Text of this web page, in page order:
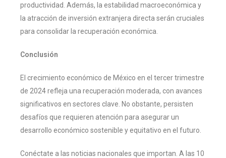
productividad. Además, la estabilidad macroeconómica y
la atracción de inversión extranjera directa serán cruciales
para consolidar la recuperación económica.
Conclusión
El crecimiento económico de México en el tercer trimestre
de 2024 refleja una recuperación moderada, con avances
significativos en sectores clave. No obstante, persisten
desafíos que requieren atención para asegurar un
desarrollo económico sostenible y equitativo en el futuro.
Conéctate a las noticias nacionales que importan. A las 10